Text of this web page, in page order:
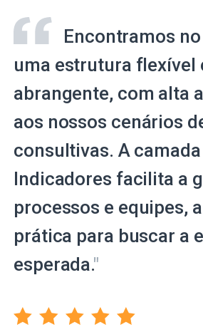
Encontramos no
uma estrutura flexível
abrangente, com alta
aos nossos cenários
consultivas. A
Indicadores facilita a
processos e equipes,
prática para buscar a
esperada."